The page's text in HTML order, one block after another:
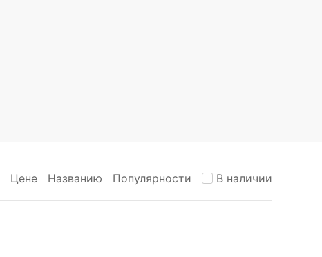
Цене Названию Популярности В наличии